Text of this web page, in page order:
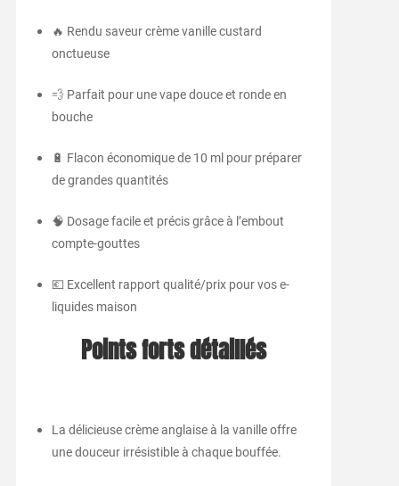
🔥 Rendu saveur crème vanille custard
onctueuse
💨 Parfait pour une vape douce et ronde en
bouche
🔋 Flacon économique de 10 ml pour préparer
de grandes quantités
🧠 Dosage facile et précis grâce à l’embout
compte-gouttes
💶 Excellent rapport qualité/prix pour vos e-
liquides maison
Points forts détaillés
La délicieuse crème anglaise à la vanille offre
une douceur irrésistible à chaque bouffée.